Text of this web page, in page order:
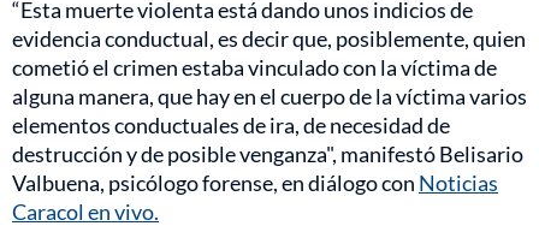
“Esta muerte violenta está dando unos indicios de
evidencia conductual, es decir que, posiblemente, quien
cometió el crimen estaba vinculado con la víctima de
alguna manera, que hay en el cuerpo de la víctima varios
elementos conductuales de ira, de necesidad de
destrucción y de posible venganza", manifestó Belisario
Valbuena, psicólogo forense, en diálogo con Noticias
Caracol en vivo.